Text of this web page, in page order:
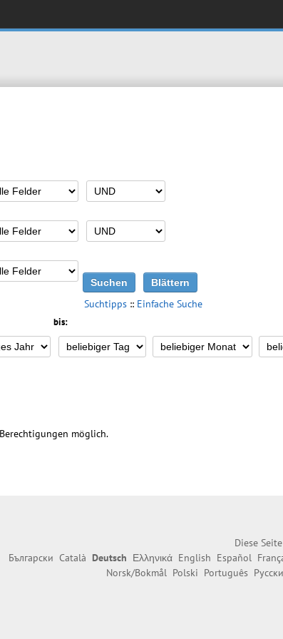
Suchtipps :: Einfache Suche
bis:
möglich.
Diese
Български Català Deutsch Ελληνικά English Español
Norsk/Bokmål Polski Português